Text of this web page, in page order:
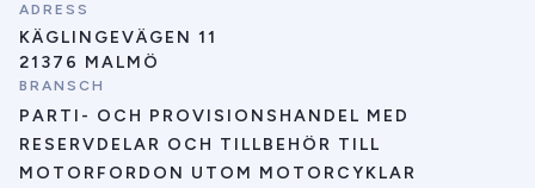
ADRESS
KÄGLINGEVÄGEN 11
21376 MALMÖ
BRANSCH
PARTI- OCH PROVISIONSHANDEL MED
RESERVDELAR OCH TILLBEHÖR TILL
MOTORFORDON UTOM MOTORCYKLAR